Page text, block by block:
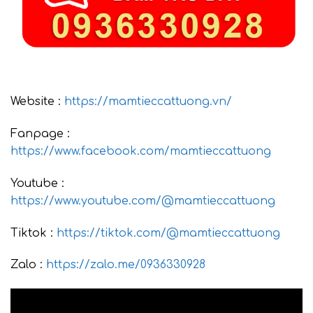
Website : https://mamtieccattuong.vn/
Fanpage :
https://www.facebook.com/mamtieccattuong
Youtube :
https://www.youtube.com/@mamtieccattuong
Tiktok : https://tiktok.com/@mamtieccattuong
Zalo : https://zalo.me/0936330928